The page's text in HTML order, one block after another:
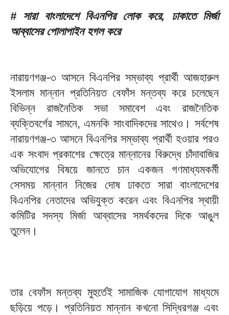
# সারা বাংলাদেশে বিএনপির লোক করে, ঢাকাতে মির্জা
আব্বাসের পোলাপাইন হগল করে
নারায়ণগঞ্জ-৩ আসনে বিএনপির সম্ভাব্য প্রার্থী আজহারুল
ইসলাম মান্নান প্রতিনিয়ত বেফাঁস মন্তব্য করে চলেছেন
বিভিন্ন রাজনৈতিক সভা সমাবেশ এবং রাজনৈতিক
ব্যক্তিবর্গের সামনে, এমনকি সাংবাদিকদের সাথেও। সর্বশেষ
নারায়ণগঞ্জ-৩ আসনে বিএনপির সম্ভাব্য প্রার্থী হওয়ার পরও
এক সংবাদ প্রকাশের ক্ষেত্রে মান্নানের বিরুদ্ধে চাঁদাবাজির
অভিযোগের বিষয়ে জানতে চান একজন গণমাধ্যমকর্মী
সেসময় মান্নান নিজের দোষ ঢাকতে সারা বাংলাদেশের
বিএনপির নেতাদের অভিযুক্ত করেন এবং বিএনপির স্থায়ী
কমিটির সদস্য মির্জা আব্বাসের সমর্থকদের দিকে আঙুল
তুলেন।
তার বেফাঁস মন্তব্য মুহুর্তেই সামাজিক যোগাযোগ মাধ্যমে
ছড়িয়ে পড়ে। প্রতিনিয়ত মান্নান কখনো সিদ্ধিরগঞ্জ এবং